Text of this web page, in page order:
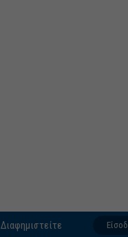
Διαφημιστείτε